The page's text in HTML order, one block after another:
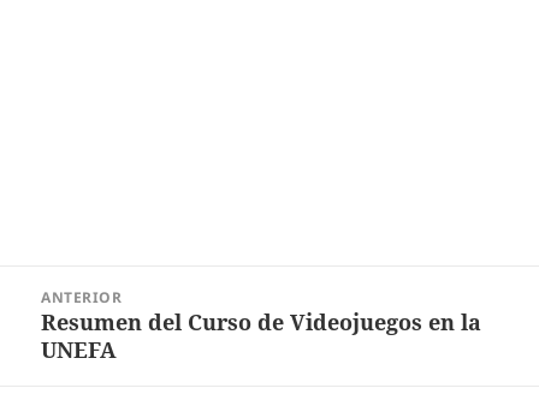
entradas
ANTERIOR
Entrada
anterior:
Resumen del Curso de Videojuegos en la
UNEFA